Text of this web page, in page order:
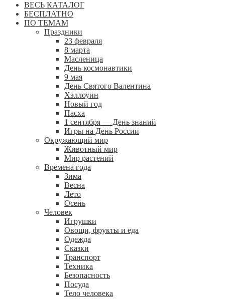
ВЕСЬ КАТАЛОГ
БЕСПЛАТНО
ПО ТЕМАМ
Праздники
23 февраля
8 марта
Масленица
День космонавтики
9 мая
День Святого Валентина
Хэллоуин
Новый год
Пасха
1 сентября — День знаний
Игры на День России
Окружающий мир
Животный мир
Мир растений
Времена года
Зима
Весна
Лето
Осень
Человек
Игрушки
Овощи, фрукты и еда
Одежда
Сказки
Транспорт
Техника
Безопасность
Посуда
Тело человека